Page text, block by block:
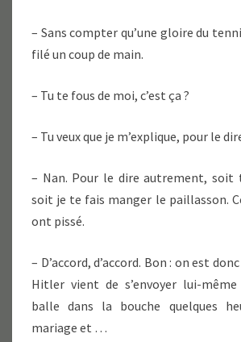
– Sans compter qu’une gloire du
filé un coup de main.
– Tu te fous de moi, c’est ça ?
– Tu veux que je m’explique, pour le
– Nan. Pour le dire autrement, soit
soit je te fais manger le paillasson.
ont pissé.
– D’accord, d’accord. Bon : on est
Hitler vient de s’envoyer lui-même
balle dans la bouche quelques
mariage et …